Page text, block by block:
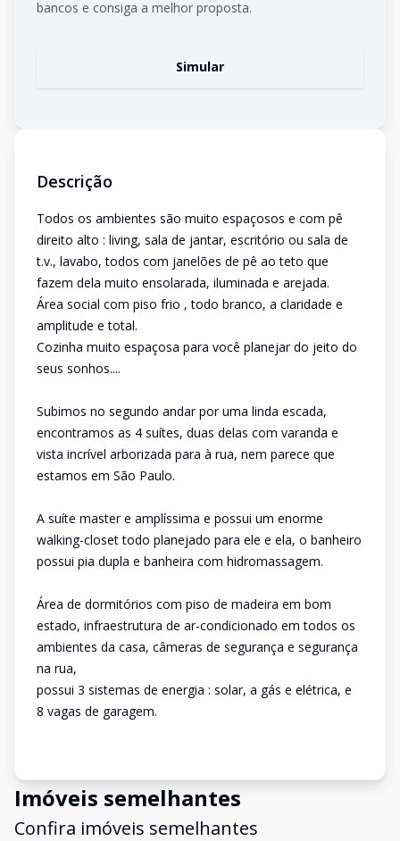
bancos e consiga a melhor proposta.
Simular
Descrição
Todos os ambientes são muito espaçosos e com pê
direito alto : living, sala de jantar, escritório ou sala de
t.v., lavabo, todos com janelões de pê ao teto que
fazem dela muito ensolarada, iluminada e arejada.
Área social com piso frio , todo branco, a claridade e
amplitude e total.
Cozinha muito espaçosa para você planejar do jeito do
seus sonhos....
Subimos no segundo andar por uma linda escada,
encontramos as 4 suítes, duas delas com varanda e
vista incrível arborizada para à rua, nem parece que
estamos em São Paulo.
A suíte master e amplíssima e possui um enorme
walking-closet todo planejado para ele e ela, o banheiro
possui pia dupla e banheira com hidromassagem.
Área de dormitórios com piso de madeira em bom
estado, infraestrutura de ar-condicionado em todos os
ambientes da casa, câmeras de segurança e segurança
na rua,
possui 3 sistemas de energia : solar, a gás e elétrica, e
8 vagas de garagem.
Imóveis semelhantes
Confira imóveis semelhantes